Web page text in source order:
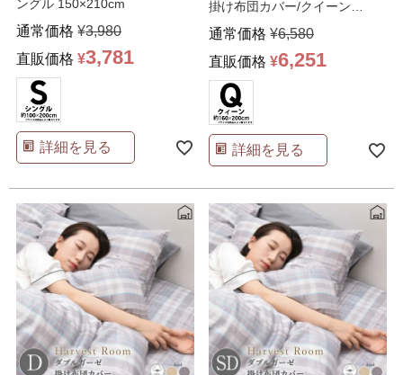
ングル 150×210cm
通常価格 ¥3,980
直販価格 ¥3,781
詳細を見る
掛け布団カバー/クイーン
210×210
通常価格 ¥6,580
直販価格 ¥6,251
詳細を見る